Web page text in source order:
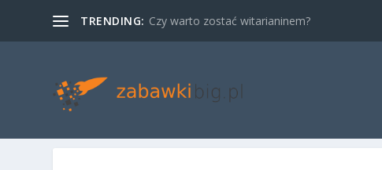
TRENDING: Czy warto zostać witarianinem?